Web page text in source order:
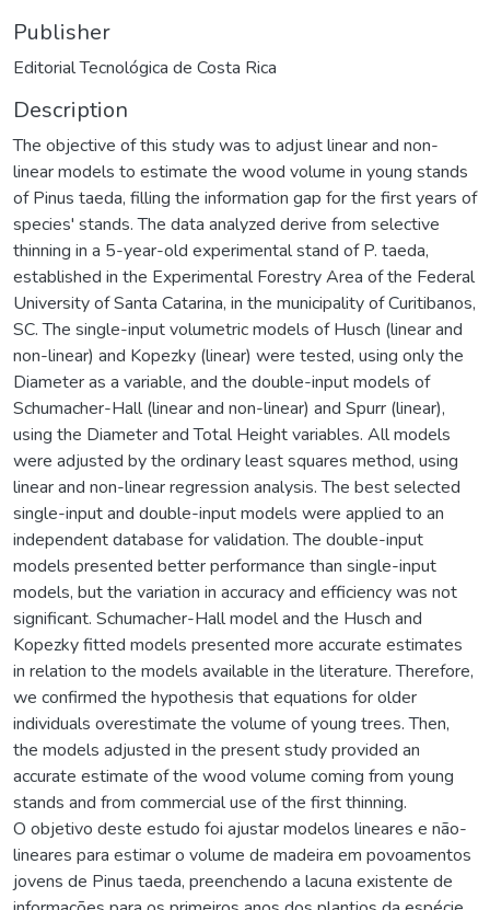
Publisher
Editorial Tecnológica de Costa Rica
Description
The objective of this study was to adjust linear and non-
linear models to estimate the wood volume in young stands
of Pinus taeda, filling the information gap for the first years of
species' stands. The data analyzed derive from selective
thinning in a 5-year-old experimental stand of P. taeda,
established in the Experimental Forestry Area of the Federal
University of Santa Catarina, in the municipality of Curitibanos,
SC. The single-input volumetric models of Husch (linear and
non-linear) and Kopezky (linear) were tested, using only the
Diameter as a variable, and the double-input models of
Schumacher-Hall (linear and non-linear) and Spurr (linear),
using the Diameter and Total Height variables. All models
were adjusted by the ordinary least squares method, using
linear and non-linear regression analysis. The best selected
single-input and double-input models were applied to an
independent database for validation. The double-input
models presented better performance than single-input
models, but the variation in accuracy and efficiency was not
significant. Schumacher-Hall model and the Husch and
Kopezky fitted models presented more accurate estimates
in relation to the models available in the literature. Therefore,
we confirmed the hypothesis that equations for older
individuals overestimate the volume of young trees. Then,
the models adjusted in the present study provided an
accurate estimate of the wood volume coming from young
stands and from commercial use of the first thinning.
O objetivo deste estudo foi ajustar modelos lineares e não-
lineares para estimar o volume de madeira em povoamentos
jovens de Pinus taeda, preenchendo a lacuna existente de